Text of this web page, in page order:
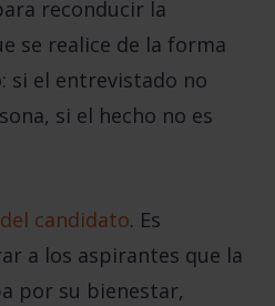
reconducir la
se realice de la forma
si el entrevistado no
si el hecho no es
candidato. Es
a los aspirantes que la
por su bienestar,